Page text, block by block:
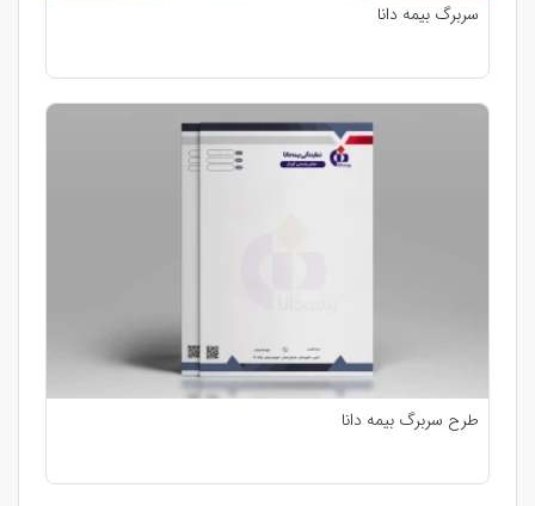
سربرگ بیمه دانا
طرح سربرگ بیمه دانا